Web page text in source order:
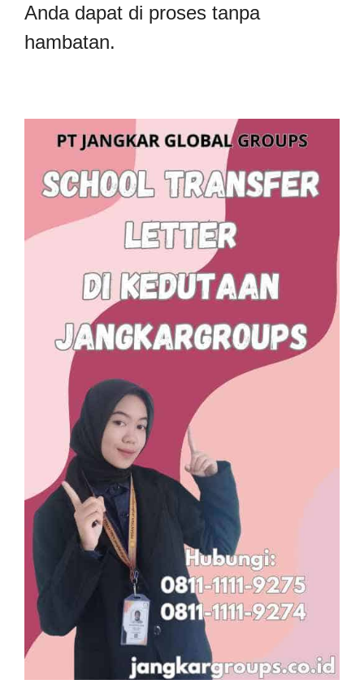
Anda dapat di proses tanpa
hambatan.